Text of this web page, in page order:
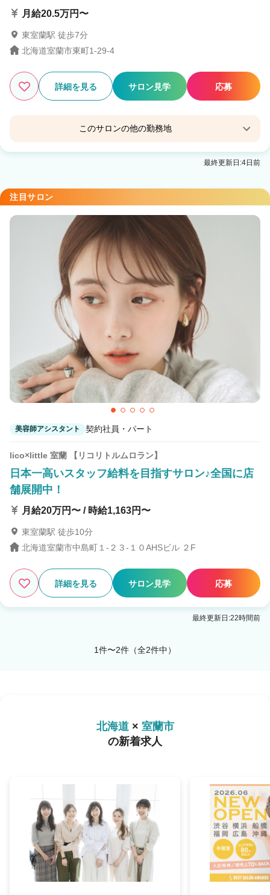
月給20.5万円〜
東室蘭駅 徒歩7分
北海道室蘭市東町1-29-4
詳細を見る サロン見学 応募
このサロンの他の勤務地
Agu hair over室蘭
最終更新日:4日前
注目サロン
美容師アシスタント 契約社員・パート
lico×little 室蘭 【リコリトルムロラン】
日本一高いスタッフ給料を目指すサロン♪全国に店
舗展開中！
月給20万円〜 / 時給1,163円〜
東室蘭駅 徒歩10分
北海道室蘭市中島町１-２３-１０AHSビル ２F
詳細を見る サロン見学 応募
最終更新日:22時間前
1件〜2件（全2件中）
北海道× 室蘭市
の新着求人